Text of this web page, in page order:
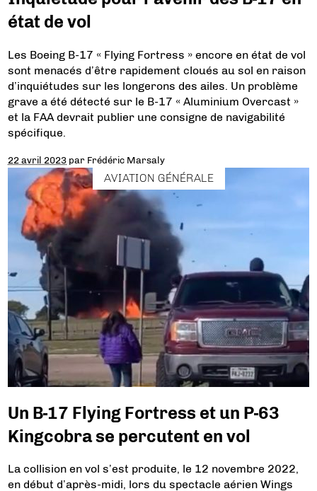
état de vol
Les Boeing B-17 « Flying Fortress » encore en état de vol
sont menacés d’être rapidement cloués au sol en raison
d’inquiétudes sur les longerons des ailes. Un problème
grave a été détecté sur le B-17 « Aluminium Overcast »
et la FAA devrait publier une consigne de navigabilité
spécifique.
22 avril 2023 par Frédéric Marsaly
AVIATION GÉNÉRALE
Un B-17 Flying Fortress et un P-63
Kingcobra se percutent en vol
La collision en vol s’est produite, le 12 novembre 2022,
en début d’après-midi, lors du spectacle aérien Wings